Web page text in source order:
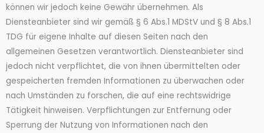
können wir jedoch keine Gewähr übernehmen. Als
Diensteanbieter sind wir gemäß § 6 Abs.1 MDStV und § 8 Abs.1
TDG für eigene Inhalte auf diesen Seiten nach den
allgemeinen Gesetzen verantwortlich. Diensteanbieter sind
jedoch nicht verpflichtet, die von ihnen übermittelten oder
gespeicherten fremden Informationen zu überwachen oder
nach Umständen zu forschen, die auf eine rechtswidrige
Tätigkeit hinweisen. Verpflichtungen zur Entfernung oder
Sperrung der Nutzung von Informationen nach den